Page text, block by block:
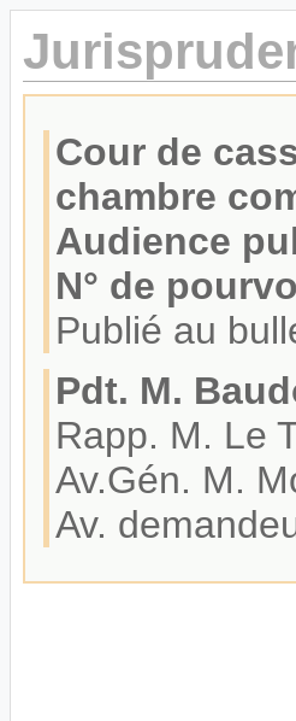
Cour de
chambre
Audience
N° de
Publié au
Pdt. M.
Rapp. M. Le
Av.Gén. M.
Av.